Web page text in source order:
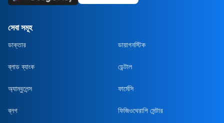
সেবা সমূহ
ডাক্তার ডায়াগনস্টিক
ব্লাড ব্যাংক ডেন্টাল
অ্যাম্বুলেন্স ফার্মেসি
ব্লগ ফিজিওথেরাপি সেন্টার